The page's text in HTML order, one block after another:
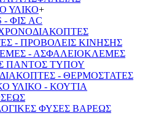
ΥΛΙΚΟ+
- ΦΙΣ AC
ΧΡΟΝΟΔΙΑΚΟΠΤΕΣ
- ΠΡΟΒΟΛΕΙΣ ΚΙΝΗΣΗΣ
- ΑΣΦΑΛΕΙΟΚΛΕΜΕΣ
ΠΑΝΤΟΣ ΤΥΠΟΥ
- ΘΕΡΜΟΣΤΑΤΕΣ
ΥΛΙΚΟ - ΚΟΥΤΙΑ
ΦΥΣΕΣ ΒΑΡΕΩΣ